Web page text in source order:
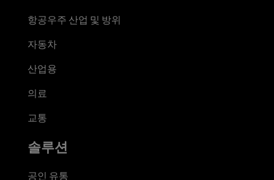
항공우주 산업 및 방위
자동차
산업용
의료
교통
솔루션
공인 유통